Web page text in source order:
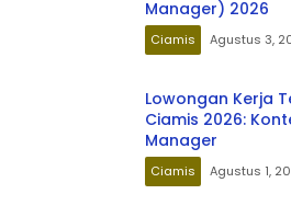
Manager) 2026
Ciamis Agustus 3,
Lowongan Kerja
Ciamis 2026:
Manager
Ciamis Agustus 1,